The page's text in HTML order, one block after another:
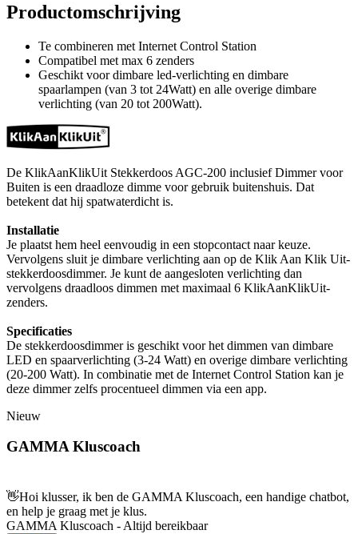
Productomschrijving
Te combineren met Internet Control Station
Compatibel met max 6 zenders
Geschikt voor dimbare led-verlichting en dimbare
spaarlampen (van 3 tot 24Watt) en alle overige dimbare
verlichting (van 20 tot 200Watt).
De KlikAanKlikUit Stekkerdoos AGC-200 inclusief Dimmer voor
Buiten is een draadloze dimme voor gebruik buitenshuis. Dat
betekent dat hij spatwaterdicht is.
Installatie
Je plaatst hem heel eenvoudig in een stopcontact naar keuze.
Vervolgens sluit je dimbare verlichting aan op de Klik Aan Klik Uit-
stekkerdoosdimmer. Je kunt de aangesloten verlichting dan
vervolgens draadloos dimmen met maximaal 6 KlikAanKlikUit-
zenders.
Specificaties
De stekkerdoosdimmer is geschikt voor het dimmen van dimbare
LED en spaarverlichting (3-24 Watt) en overige dimbare verlichting
(20-200 Watt). In combinatie met de Internet Control Station kan je
deze dimmer zelfs procentueel dimmen via een app.
Nieuw
GAMMA Kluscoach
👋Hoi klusser, ik ben de GAMMA Kluscoach, een handige chatbot,
en help je graag met je klus.
GAMMA Kluscoach - Altijd bereikbaar